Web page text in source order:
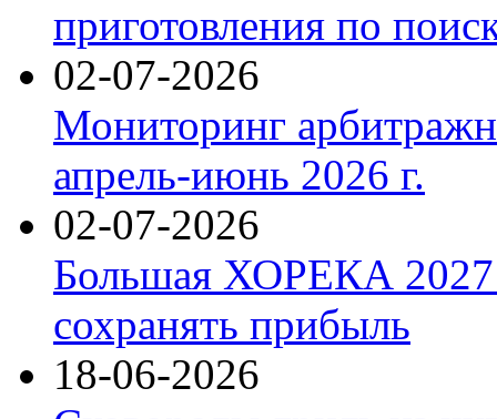
приготовления по
02-07-2026
Мониторинг
апрель-июнь 2026 г.
02-07-2026
Большая ХОРЕКА 2027:
сохранять прибыль
18-06-2026